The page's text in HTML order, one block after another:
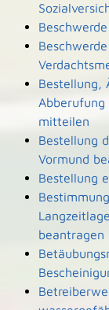
Bestellung,
mitteilen
Bestellung
Vormund
Bestellung
beantragen